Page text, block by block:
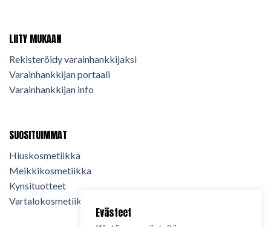
LIITY MUKAAN
Rekisteröidy varainhankkijaksi
Varainhankkijan portaali
Varainhankkijan info
SUOSITUIMMAT
Hiuskosmetiikka
Meikkikosmetiikka
Kynsituotteet
Vartalokosmetiikka
Evästeet